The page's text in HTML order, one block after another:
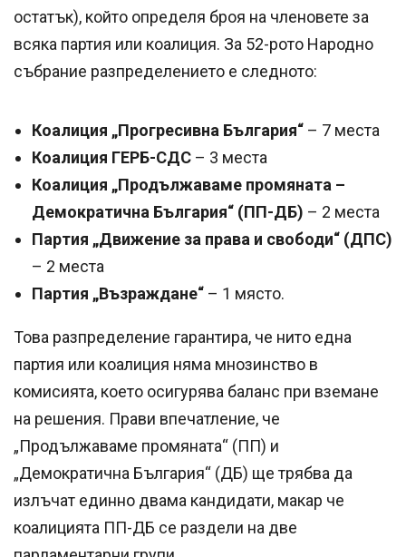
остатък), който определя броя на членовете за
всяка партия или коалиция. За 52-рото Народно
събрание разпределението е следното:
Коалиция „Прогресивна България“ – 7 места
Коалиция ГЕРБ-СДС – 3 места
Коалиция „Продължаваме промяната –
Демократична България“ (ПП-ДБ) – 2 места
Партия „Движение за права и свободи“ (ДПС)
– 2 места
Партия „Възраждане“ – 1 място.
Това разпределение гарантира, че нито една
партия или коалиция няма мнозинство в
комисията, което осигурява баланс при вземане
на решения. Прави впечатление, че
„Продължаваме промяната“ (ПП) и
„Демократична България“ (ДБ) ще трябва да
излъчат единно двама кандидати, макар че
коалицията ПП-ДБ се раздели на две